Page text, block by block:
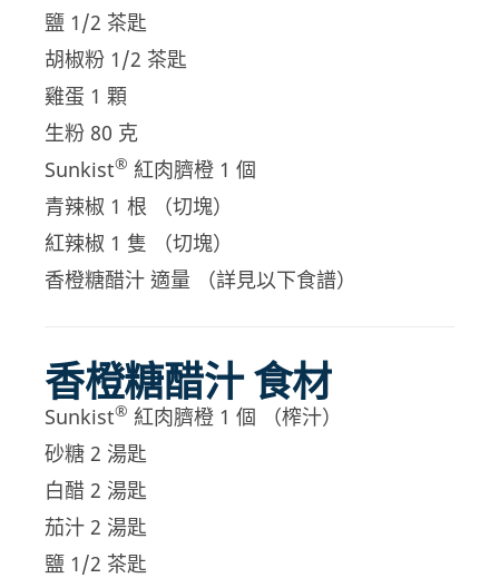
鹽 1/2 茶匙
胡椒粉 1/2 茶匙
雞蛋 1 顆
生粉 80 克
Sunkist® 紅肉臍橙 1 個
青辣椒 1 根 （切塊）
紅辣椒 1 隻 （切塊）
香橙糖醋汁 適量 （詳見以下食譜）
香橙糖醋汁 食材
Sunkist® 紅肉臍橙 1 個 （榨汁）
砂糖 2 湯匙
白醋 2 湯匙
茄汁 2 湯匙
鹽 1/2 茶匙